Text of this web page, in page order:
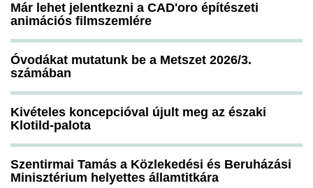
Már lehet jelentkezni a CAD'oro építészeti
animációs filmszemlére
Óvodákat mutatunk be a Metszet 2026/3.
számában
Kivételes koncepcióval újult meg az északi
Klotild-palota
Szentirmai Tamás a Közlekedési és Beruházási
Minisztérium helyettes államtitkára